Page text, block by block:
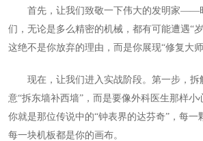
首先，让我们致敬一下伟大的发明家——
们，无论是多么精密的机械，都有可能遭遇“
这绝不是你放弃的理由，而是你展现“修复大师
现在，让我们进入实战阶段。第一步，拆
意“拆东墙补西墙”，而是要像外科医生那样小
你就是那位传说中的“钟表界的达芬奇”，每一
每一块机板都是你的画布。